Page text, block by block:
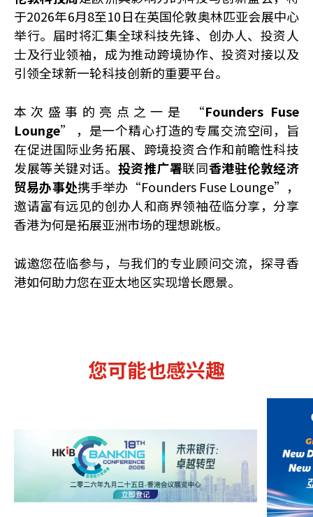
于2026年6月8至10日在英国伦敦奥林匹亚会展中心
举行。届时将汇集全球科技先锋、创办人、投资人
士及行业领袖，成为推动跨境协作、投资对接以及
引领全球新一轮科技创新的重要平台。
本次盛事的亮点之一是 “Founders Fuse
Lounge” ，是一个精心打造的专属交流空间，旨
在促进国际业务拓展、跨境投资合作和前瞻性科技
发展等关键对话。 投资推广署联同香港驻伦敦经济
贸易办事处携手举办“Founders Fuse Lounge”，
邀请富有远见的创办人和商界领袖莅临分享，分享
香港为何是拓展亚洲市场的理想跳板。
诚邀您莅临参与，与我们的专业顾问交流，探寻香
港如何助力您在亚太地区实现增长愿景。
您可能也感兴趣